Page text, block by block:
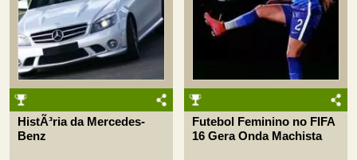
HistÃ³ria da Mercedes-
Benz
Futebol Feminino no FIFA
16 Gera Onda Machista